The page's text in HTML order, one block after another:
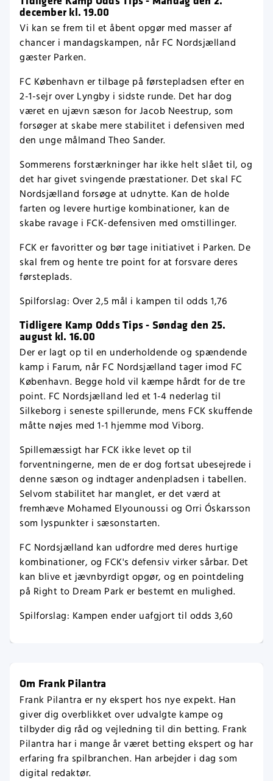
december kl. 19.00
Vi kan se frem til et åbent opgør med masser af
chancer i mandagskampen, når FC Nordsjælland
gæster Parken.
FC København er tilbage på førstepladsen efter en
2-1-sejr over Lyngby i sidste runde. Det har dog
været en ujævn sæson for Jacob Neestrup, som
forsøger at skabe mere stabilitet i defensiven med
den unge målmand Theo Sander.
Sommerens forstærkninger har ikke helt slået til, og
det har givet svingende præstationer. Det skal FC
Nordsjælland forsøge at udnytte. Kan de holde
farten og levere hurtige kombinationer, kan de
skabe ravage i FCK-defensiven med omstillinger.
FCK er favoritter og bør tage initiativet i Parken. De
skal frem og hente tre point for at forsvare deres
førsteplads.
Spilforslag: Over 2,5 mål i kampen til odds 1,76
Tidligere Kamp Odds Tips - Søndag den 25.
august kl. 16.00
Der er lagt op til en underholdende og spændende
kamp i Farum, når FC Nordsjælland tager imod FC
København. Begge hold vil kæmpe hårdt for de tre
point. FC Nordsjælland led et 1-4 nederlag til
Silkeborg i seneste spillerunde, mens FCK skuffende
måtte nøjes med 1-1 hjemme mod Viborg.
Spillemæssigt har FCK ikke levet op til
forventningerne, men de er dog fortsat ubesejrede i
denne sæson og indtager andenpladsen i tabellen.
Selvom stabilitet har manglet, er det værd at
fremhæve Mohamed Elyounoussi og Orri Óskarsson
som lyspunkter i sæsonstarten.
FC Nordsjælland kan udfordre med deres hurtige
kombinationer, og FCK's defensiv virker sårbar. Det
kan blive et jævnbyrdigt opgør, og en pointdeling
på Right to Dream Park er bestemt en mulighed.
Spilforslag: Kampen ender uafgjort til odds 3,60
Om Frank Pilantra
Frank Pilantra er ny ekspert hos nye expekt. Han
giver dig overblikket over udvalgte kampe og
tilbyder dig råd og vejledning til din betting. Frank
Pilantra har i mange år været betting ekspert og har
erfaring fra spilbranchen. Han arbejder i dag som
digital redaktør.